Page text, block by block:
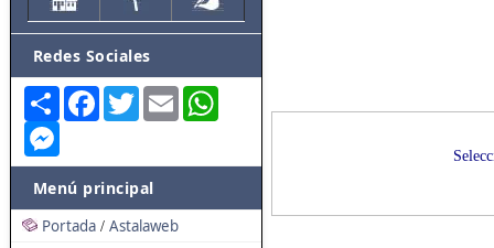
Redes Sociales
Share FacebookTwitterEmail
Menú principal
Portada / Astalaweb